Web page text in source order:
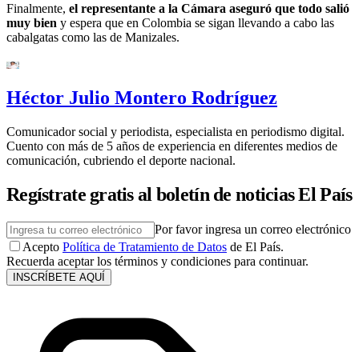
Finalmente, el representante a la Cámara aseguró que todo salió
muy bien y espera que en Colombia se sigan llevando a cabo las
cabalgatas como las de Manizales.
Héctor Julio Montero Rodríguez
Comunicador social y periodista, especialista en periodismo digital.
Cuento con más de 5 años de experiencia en diferentes medios de
comunicación, cubriendo el deporte nacional.
Regístrate gratis al boletín de noticias El País
Por favor ingresa un correo electrónico
Acepto Política de Tratamiento de Datos de El País.
Recuerda aceptar los términos y condiciones para continuar.
INSCRÍBETE AQUÍ